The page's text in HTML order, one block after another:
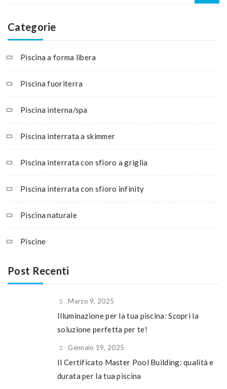
Categorie
Piscina a forma libera
Piscina fuoriterra
Piscina interna/spa
Piscina interrata a skimmer
Piscina interrata con sfioro a griglia
Piscina interrata con sfioro infinity
Piscina naturale
Piscine
Post Recenti
Marzo 9, 2025
Illuminazione per la tua piscina: Scopri la
soluzione perfetta per te!
Gennaio 19, 2025
Il Certificato Master Pool Building: qualità e
durata per la tua piscina